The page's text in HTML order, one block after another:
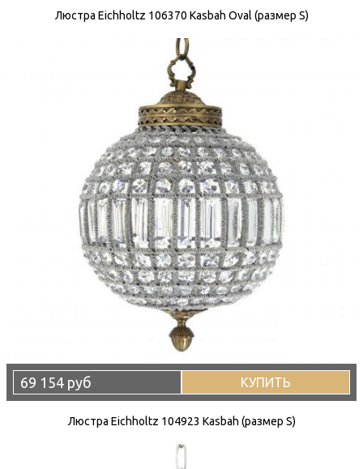
Люстра Eichholtz 106370 Kasbah Oval (размер S)
69 154 руб КУПИТЬ
Люстра Eichholtz 104923 Kasbah (размер S)